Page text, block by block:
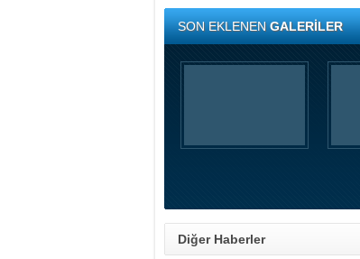
SON EKLENENGALERİLER
Diğer Haberler